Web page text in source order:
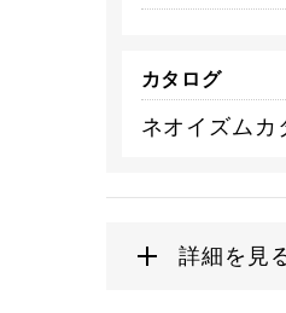
カタログ
ネオイズムカ
詳細を見